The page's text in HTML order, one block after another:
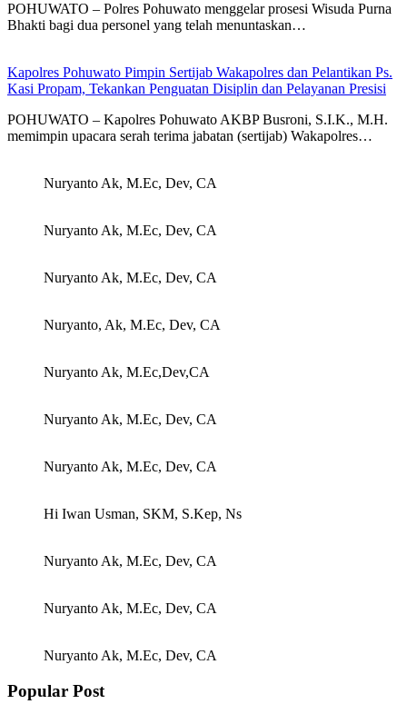
POHUWATO – Polres Pohuwato menggelar prosesi Wisuda Purna
Bhakti bagi dua personel yang telah menuntaskan…
Kapolres Pohuwato Pimpin Sertijab Wakapolres dan Pelantikan Ps.
Kasi Propam, Tekankan Penguatan Disiplin dan Pelayanan Presisi
POHUWATO – Kapolres Pohuwato AKBP Busroni, S.I.K., M.H.
memimpin upacara serah terima jabatan (sertijab) Wakapolres…
Nuryanto Ak, M.Ec, Dev, CA
Nuryanto Ak, M.Ec, Dev, CA
Nuryanto Ak, M.Ec, Dev, CA
Nuryanto, Ak, M.Ec, Dev, CA
Nuryanto Ak, M.Ec,Dev,CA
Nuryanto Ak, M.Ec, Dev, CA
Nuryanto Ak, M.Ec, Dev, CA
Hi Iwan Usman, SKM, S.Kep, Ns
Nuryanto Ak, M.Ec, Dev, CA
Nuryanto Ak, M.Ec, Dev, CA
Nuryanto Ak, M.Ec, Dev, CA
Popular Post